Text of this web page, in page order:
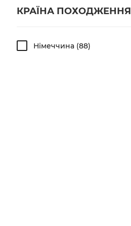
КРАЇНА ПОХОДЖЕННЯ
Німеччина 88